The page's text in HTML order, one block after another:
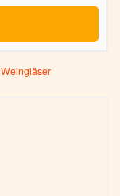
Weingläser